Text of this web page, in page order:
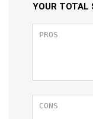
YOUR TOTAL